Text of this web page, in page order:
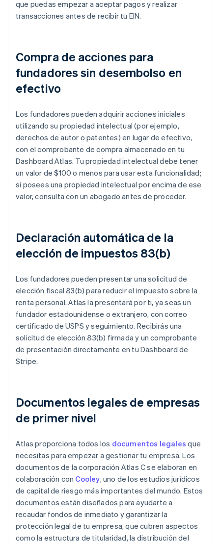
que puedas empezar a aceptar pagos y realizar
transacciones antes de recibir tu EIN.
Compra de acciones para
fundadores sin desembolso en
efectivo
Los fundadores pueden adquirir acciones iniciales
utilizando su propiedad intelectual (por ejemplo,
derechos de autor o patentes) en lugar de efectivo,
con el comprobante de compra almacenado en tu
Dashboard Atlas. Tu propiedad intelectual debe tener
un valor de $100 o menos para usar esta funcionalidad;
si posees una propiedad intelectual por encima de ese
valor, consulta con un abogado antes de proceder.
Declaración automática de la
elección de impuestos 83(b)
Los fundadores pueden presentar una solicitud de
elección fiscal 83(b) para reducir el impuesto sobre la
renta personal. Atlas la presentará por ti, ya seas un
fundador estadounidense o extranjero, con correo
certificado de USPS y seguimiento. Recibirás una
solicitud de elección 83(b) firmada y un comprobante
de presentación directamente en tu Dashboard de
Stripe.
Documentos legales de empresas
de primer nivel
Atlas proporciona todos los documentos legales que
necesitas para empezar a gestionar tu empresa. Los
documentos de la corporación Atlas C se elaboran en
colaboración con Cooley, uno de los estudios jurídicos
de capital de riesgo más importantes del mundo. Estos
documentos están diseñados para ayudarte a
recaudar fondos de inmediato y garantizar la
protección legal de tu empresa, que cubren aspectos
como la estructura de titularidad, la distribución del